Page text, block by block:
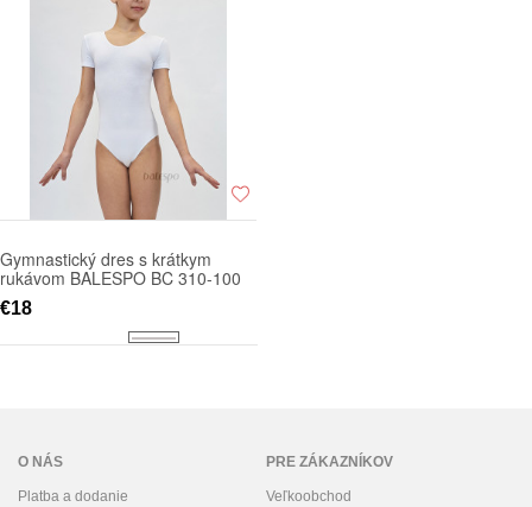
Gymnastický dres s krátkym
rukávom BALESPO BC 310-100
€18
O NÁS
Platba a dodanie
PRE ZÁKAZNÍKOV
Veľkoobchod